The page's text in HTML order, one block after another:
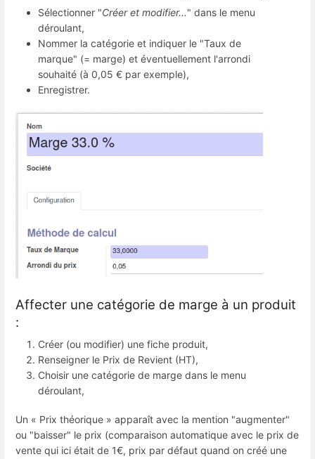
Sélectionner "Créer et modifier..." dans le menu
déroulant,
Nommer la catégorie et indiquer le "Taux de
marque" (= marge) et éventuellement l'arrondi
souhaité (à 0,05 € par exemple),
Enregistrer.
Affecter une catégorie de marge à un produit
:
Créer (ou modifier) une fiche produit,
Renseigner le Prix de Revient (HT),
Choisir une catégorie de marge dans le menu
déroulant,
Un « Prix théorique » apparaît avec la mention "augmenter"
ou "baisser" le prix (comparaison automatique avec le prix de
vente qui ici était de 1€, prix par défaut quand on créé une